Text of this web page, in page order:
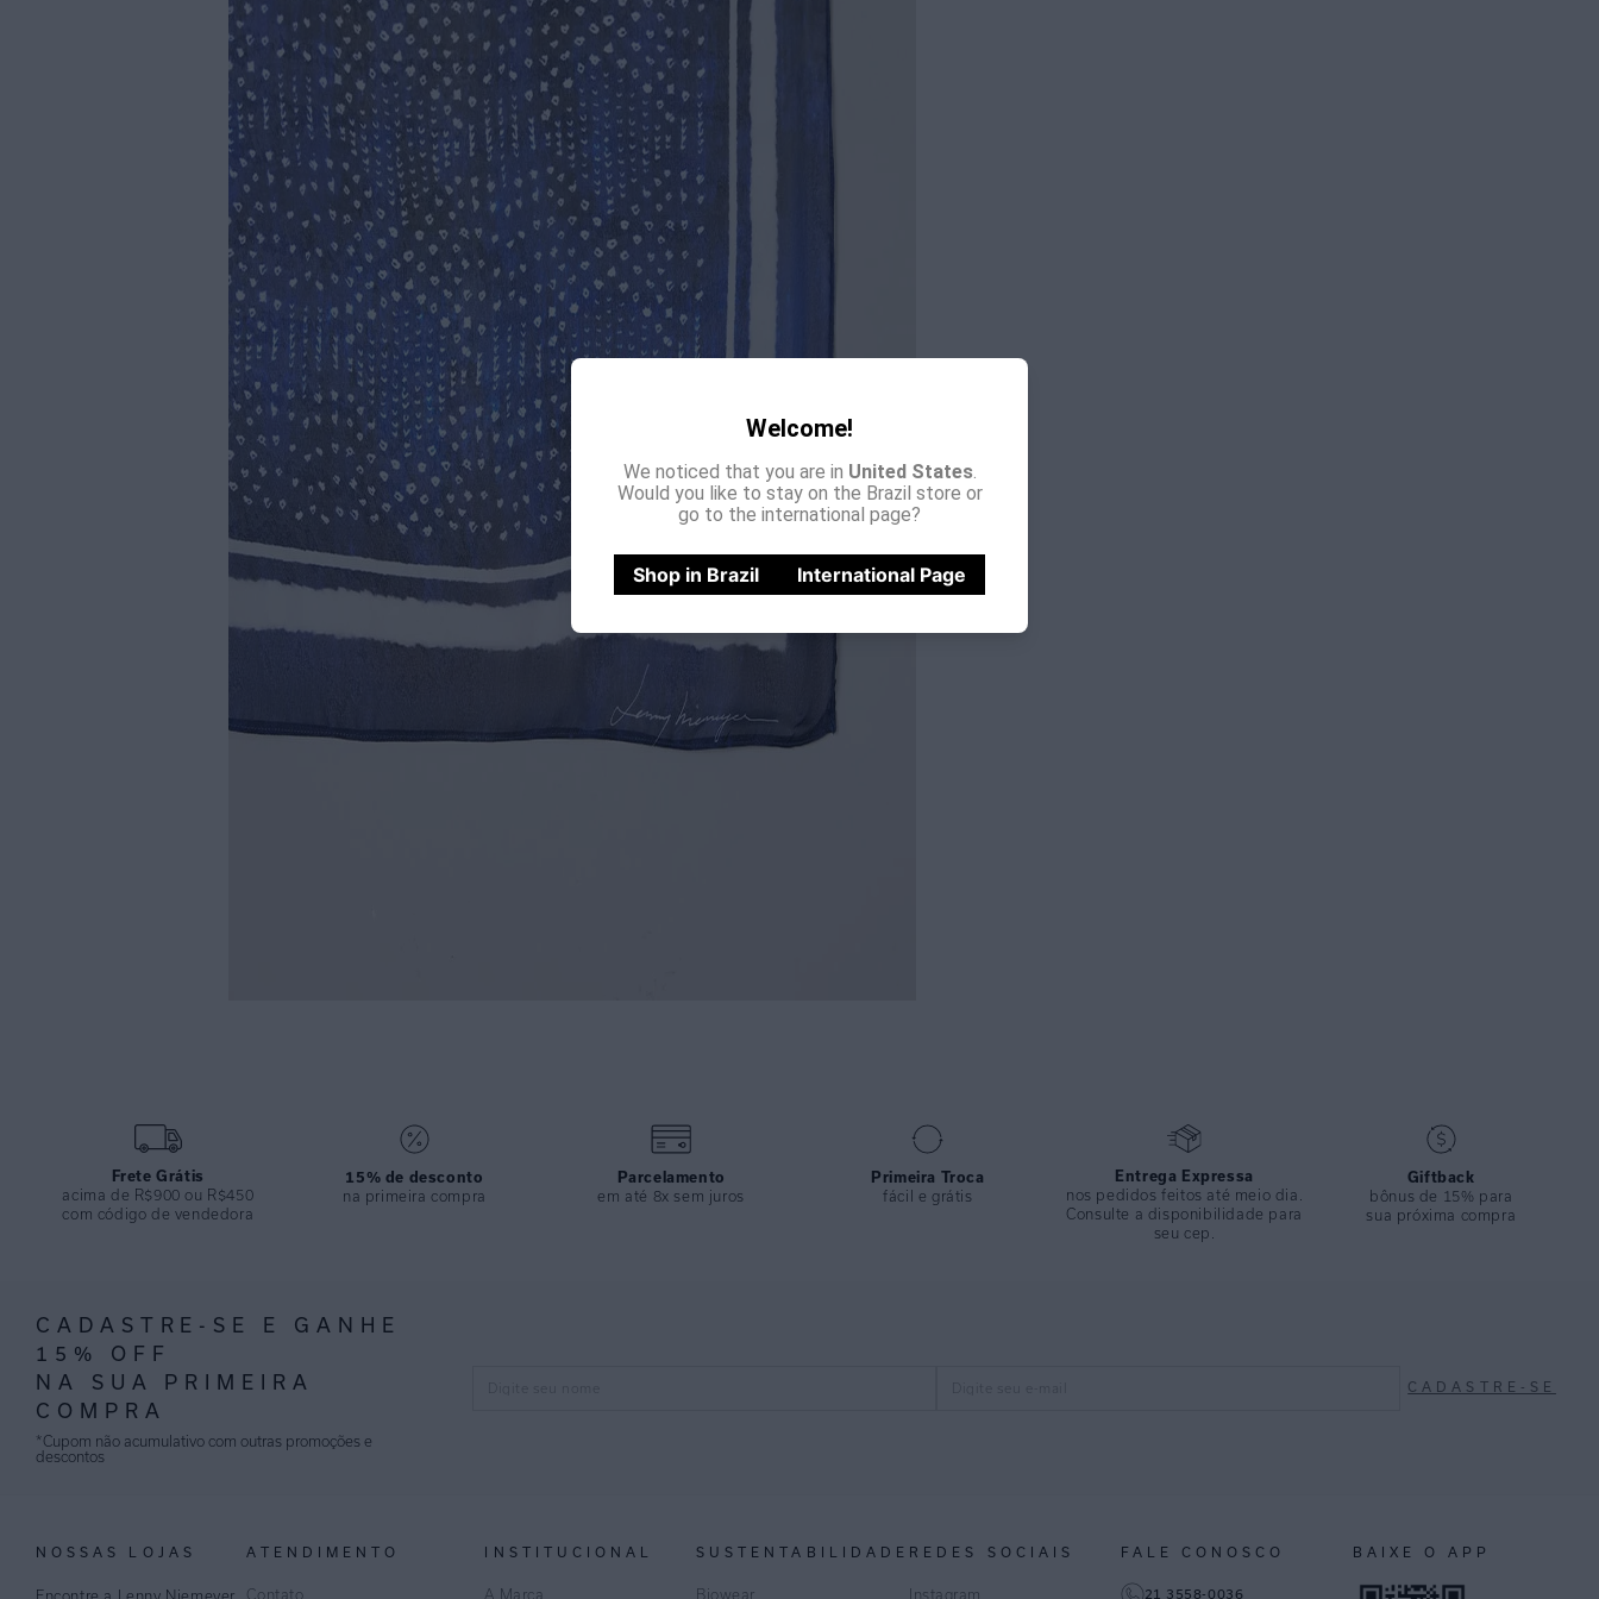
Welcome!
We noticed that you are in United States.
Would you like to stay on the Brazil store or
go to the international page?
Shop in Brazil International Page
Frete Grátis
acima de R$900 ou R$450
com código de vendedora
15% de desconto
na primeira compra
Parcelamento
em até 8x sem juros
Primeira Troca
fácil e grátis
Entrega Expressa
nos pedidos feitos até meio dia.
Consulte a disponibilidade para
seu cep.
Giftback
bônus de 15% para
sua próxima compra
CADASTRE-SE E GANHE
15% OFF
NA SUA PRIMEIRA
COMPRA
*Cupom não acumulativo com outras promoções e
descontos
CADASTRE-SE
NOSSAS LOJAS ATENDIMENTO
Contato
INSTITUCIONAL
A Marca
SUSTENTABILIDADE
Biowear
REDES SOCIAIS
Instagram
FALE CONOSCO
21 3558-0036
BAIXE O APP